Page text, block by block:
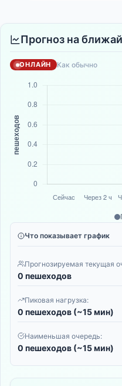
Прогноз на
ОНЛАЙН Как обычно
Что показывает график
Прогнозируемая текущая
0 пешеходов
Пиковая нагрузка:
0 пешеходов (~15 мин)
Наименьшая очередь:
0 пешеходов (~15 мин)